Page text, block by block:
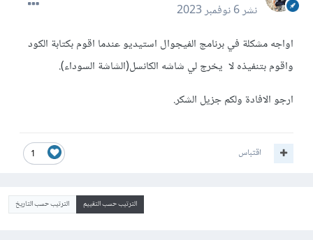
نشر6 نوفمبر 2023
اواجه مشكلة في برنامج الفيجوال استيديو عندما اقوم بكتابة الكود
واقوم بتنفيذه لا يخرج لي شاشه الكانسل(الشاشة السوداء).
ارجو الافادة ولكم جزيل الشكر.
1 اقتباس
الترتيب حسب التقييم الترتيب حسب التاريخ